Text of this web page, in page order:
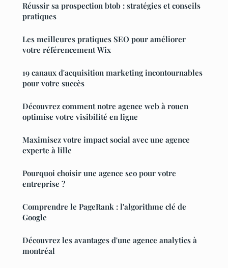
Réussir sa prospection btob : stratégies et conseils
pratiques
Les meilleures pratiques SEO pour améliorer
votre référencement Wix
19 canaux d'acquisition marketing incontournables
pour votre succès
Découvrez comment notre agence web à rouen
optimise votre visibilité en ligne
Maximisez votre impact social avec une agence
experte à lille
Pourquoi choisir une agence seo pour votre
entreprise ?
Comprendre le PageRank : l'algorithme clé de
Google
Découvrez les avantages d'une agence analytics à
montréal